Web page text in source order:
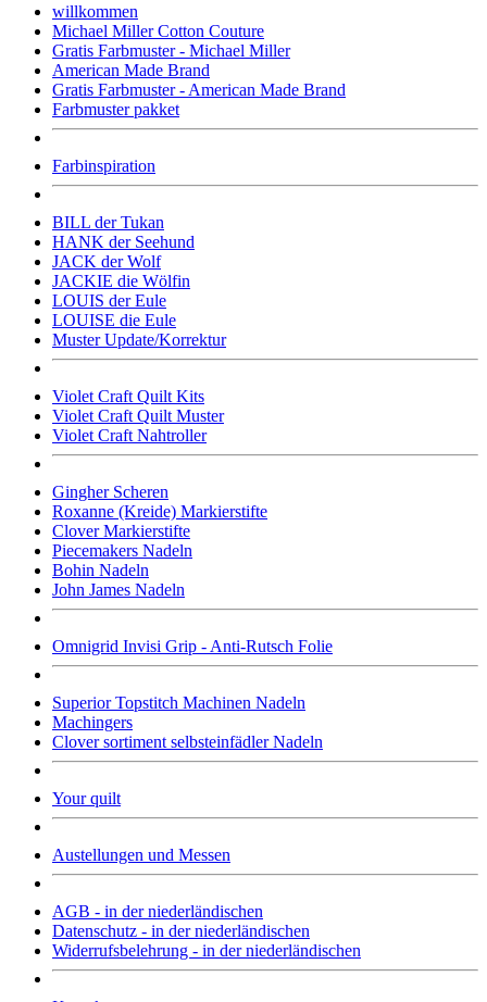
willkommen
Michael Miller Cotton Couture
Gratis Farbmuster - Michael Miller
American Made Brand
Gratis Farbmuster - American Made Brand
Farbmuster pakket
Farbinspiration
BILL der Tukan
HANK der Seehund
JACK der Wolf
JACKIE die Wölfin
LOUIS der Eule
LOUISE die Eule
Muster Update/Korrektur
Violet Craft Quilt Kits
Violet Craft Quilt Muster
Violet Craft Nahtroller
Gingher Scheren
Roxanne (Kreide) Markierstifte
Clover Markierstifte
Piecemakers Nadeln
Bohin Nadeln
John James Nadeln
Omnigrid Invisi Grip - Anti-Rutsch Folie
Superior Topstitch Machinen Nadeln
Machingers
Clover sortiment selbsteinfädler Nadeln
Your quilt
Austellungen und Messen
AGB - in der niederländischen
Datenschutz - in der niederländischen
Widerrufsbelehrung - in der niederländischen